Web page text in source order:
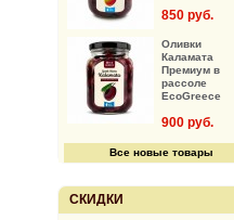
850 руб.
Оливки
Каламата
Премиум в
рассоле
EcoGreece
900 руб.
Все новые товары
СКИДКИ